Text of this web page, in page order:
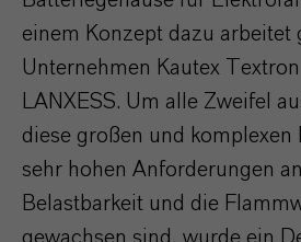
einem Konzept dazu arbeitet
Unternehmen Kautex
LANXESS. Um alle Zweifel
diese großen und komplexen
sehr hohen Anforderungen
Belastbarkeit und die
gewachsen sind, wurde ein